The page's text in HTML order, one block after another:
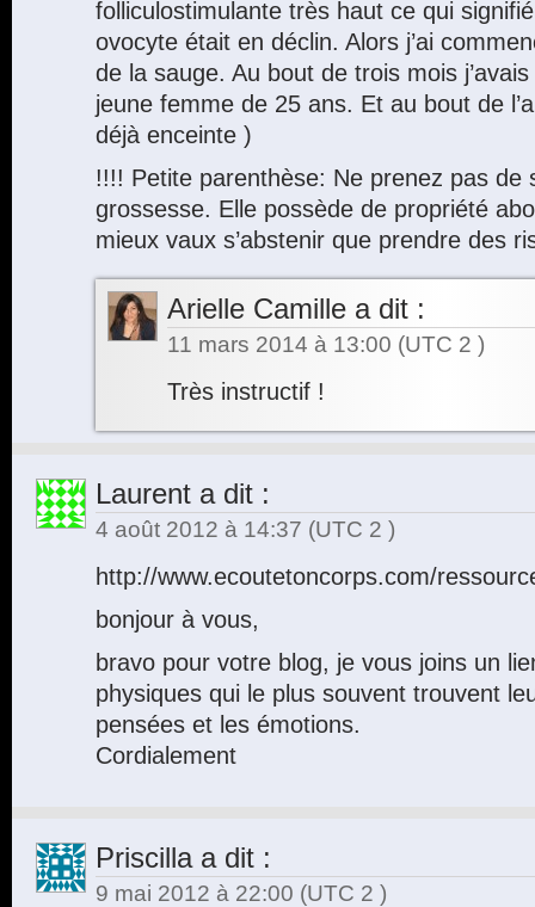
folliculostimulante très haut ce qui
ovocyte était en déclin. Alors j’ai
de la sauge. Au bout de trois mois
jeune femme de 25 ans. Et au bout de
déjà enceinte )
!!!! Petite parenthèse: Ne prenez pas de
grossesse. Elle possède de propriété
mieux vaux s’abstenir que prendre des
Arielle Camille a dit :
11 mars 2014 à 13:00 (UTC 2 )
Très instructif !
Laurent a dit :
4 août 2012 à 14:37 (UTC 2 )
http://www.ecoutetoncorps.com/
bonjour à vous,
bravo pour votre blog, je vous joins un
physiques qui le plus souvent trouvent
pensées et les émotions.
Cordialement
Priscillaa dit :
9 mai 2012 à 22:00 (UTC 2 )